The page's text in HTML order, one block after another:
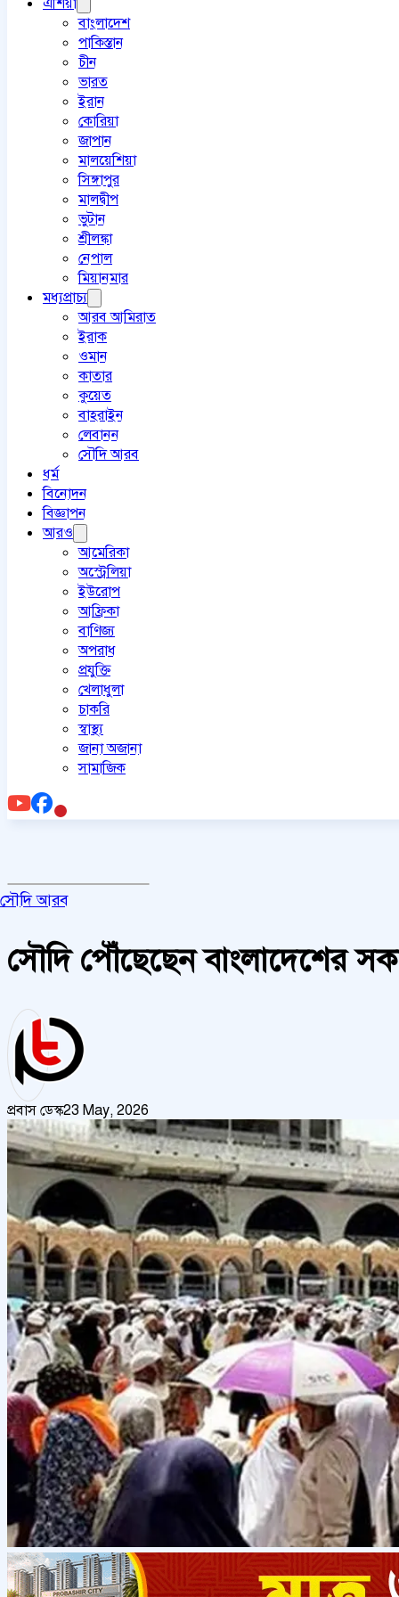
বাংলাদেশ
পাকিস্তান
চীন
ভারত
ইরান
কোরিয়া
জাপান
মালয়েশিয়া
সিঙ্গাপুর
মালদ্বীপ
ভুটান
শ্রীলঙ্কা
নেপাল
মিয়ানমার
মধ্যপ্রাচ্য
আরব আমিরাত
ইরাক
ওমান
কাতার
কুয়েত
বাহরাইন
লেবানন
সৌদি আরব
ধর্ম
বিনোদন
বিজ্ঞাপন
আরও
আমেরিকা
অস্ট্রেলিয়া
ইউরোপ
আফ্রিকা
বাণিজ্য
অপরাধ
প্রযুক্তি
খেলাধুলা
চাকরি
স্বাস্থ্য
জানা অজানা
সামাজিক
সৌদি আরব
সৌদি পৌঁছেছেন বাংলাদেশের
প্রবাস ডেস্ক23 May, 2026